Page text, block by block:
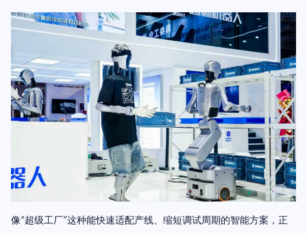
像“超级工厂”这种能快速适配产线、缩短调试周期的智能方案，正